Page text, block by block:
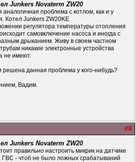
Junkers Novaterm ZW20
аналогичная проблема с котлом, как и у
Котел Junkers ZW20KE
регулятора температуры отопления
самовключение насоса и иногда с
дрыканием. Живу в своем частном
никакие электронные устройства
не имеют.
решена данная проблема у кого-нибудь?
Вадим.
#6
Junkers Novaterm ZW20
правильно настроить микрик на датчике
ГВС - чтоб не было ложных срабатываний